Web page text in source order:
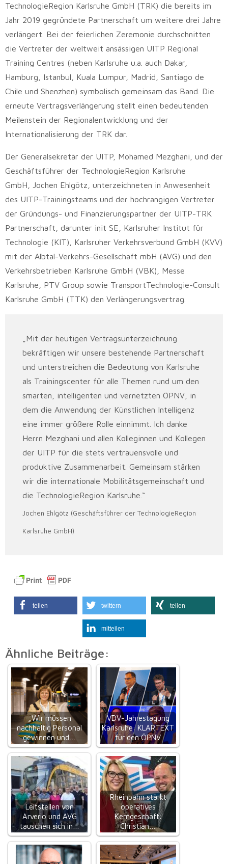
TechnologieRegion Karlsruhe GmbH (TRK) die bereits im
Jahr 2019 gegründete Partnerschaft um weitere drei Jahre
verlängert. Bei der feierlichen Zeremonie durchschnitten
die Vertreter der weltweit ansässigen UITP Regional
Training Centres (neben Karlsruhe u.a. auch Dakar,
Hamburg, Istanbul, Kuala Lumpur, Madrid, Santiago de
Chile und Shenzhen) symbolisch gemeinsam das Band. Die
erneute Vertragsverlängerung stellt einen bedeutenden
Meilenstein der Regionalentwicklung und der
Internationalisierung der TRK dar.
Der Generalsekretär der UITP, Mohamed Mezghani, und der
Geschäftsführer der TechnologieRegion Karlsruhe
GmbH, Jochen Ehlgötz, unterzeichneten in Anwesenheit
des UITP-Trainingsteams und der hochrangigen Vertreter
der Gründungs- und Finanzierungspartner der UITP-TRK
Partnerschaft, darunter init SE, Karlsruher Institut für
Technologie (KIT), Karlsruher Verkehrsverbund GmbH (KVV)
mit der Albtal-Verkehrs-Gesellschaft mbH (AVG) und den
Verkehrsbetrieben Karlsruhe GmbH (VBK), Messe
Karlsruhe, PTV Group sowie TransportTechnologie-Consult
Karlsruhe GmbH (TTK) den Verlängerungsvertrag.
„Mit der heutigen Vertragsunterzeichnung
bekräftigen wir unsere bestehende Partnerschaft
und unterstreichen die Bedeutung von Karlsruhe
als Trainingscenter für alle Themen rund um den
smarten, intelligenten und vernetzten ÖPNV, in
dem die Anwendung der Künstlichen Intelligenz
eine immer größere Rolle einnimmt. Ich danke
Herrn Mezghani und allen Kolleginnen und Kollegen
der UITP für die stets vertrauensvolle und
produktive Zusammenarbeit. Gemeinsam stärken
wir die internationale Mobilitätsgemeinschaft und
die TechnologieRegion Karlsruhe.“
Jochen Ehlgötz (Geschäftsführer der TechnologieRegion
Karlsruhe GmbH)
teilen twittern teilen
mitteilen
Ähnliche Beiträge:
„Wir müssen
nachhaltig Personal
gewinnen und…
VDV-Jahrestagung
Karlsruhe: KLARTEXT
für den ÖPNV
Leitstellen von
Arverio und AVG
tauschen sich in…
Rheinbahn stärkt
operatives
Kerngeschäft:
Christian…